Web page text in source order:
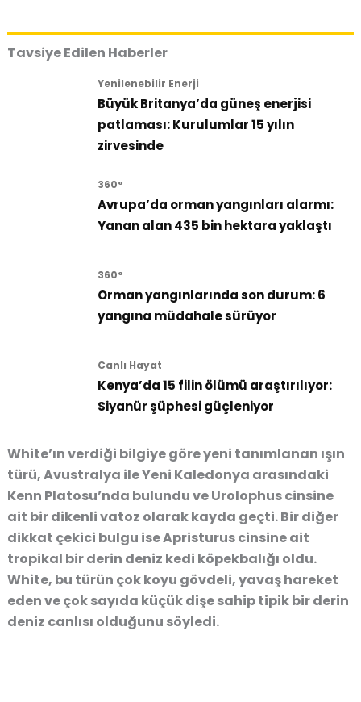
Tavsiye Edilen Haberler
Yenilenebilir Enerji
Büyük Britanya’da güneş enerjisi
patlaması: Kurulumlar 15 yılın
zirvesinde
360°
Avrupa’da orman yangınları alarmı:
Yanan alan 435 bin hektara yaklaştı
360°
Orman yangınlarında son durum: 6
yangına müdahale sürüyor
Canlı Hayat
Kenya’da 15 filin ölümü araştırılıyor:
Siyanür şüphesi güçleniyor
White’ın verdiği bilgiye göre yeni tanımlanan ışın
türü, Avustralya ile Yeni Kaledonya arasındaki
Kenn Platosu’nda bulundu ve Urolophus cinsine
ait bir dikenli vatoz olarak kayda geçti. Bir diğer
dikkat çekici bulgu ise Apristurus cinsine ait
tropikal bir derin deniz kedi köpekbalığı oldu.
White, bu türün çok koyu gövdeli, yavaş hareket
eden ve çok sayıda küçük dişe sahip tipik bir derin
deniz canlısı olduğunu söyledi.